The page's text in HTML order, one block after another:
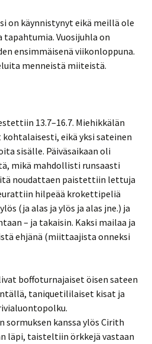
on käynnistynyt eikä meillä ole
tapahtumia. Vuosijuhla on
ensimmäisenä viikonloppuna.
menneistä miiteistä.
13.7–16.7. Miehikkälän
kohtalaisesti, eikä yksi sateinen
sisälle. Päiväsaikaan oli
mikä mahdollisti runsaasti
noudattaen paistettiin lettuja
hilpeää krokettipeliä
(ja alas ja ylös ja alas jne.) ja
– ja takaisin. Kaksi mailaa ja
ehjänä (miittaajista onneksi
boffoturnajaiset öisen sateen
taniquetililaiset kisat ja
sormuksen kanssa ylös Cirith
läpi, taisteltiin örkkejä vastaan